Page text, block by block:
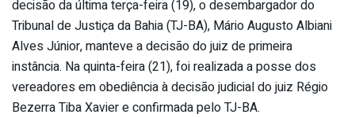
decisão da última terça-feira (19), o desembargador do
Tribunal de Justiça da Bahia (TJ-BA), Mário Augusto Albiani
Alves Júnior, manteve a decisão do juiz de primeira
instância. Na quinta-feira (21), foi realizada a posse dos
vereadores em obediência à decisão judicial do juiz Régio
Bezerra Tiba Xavier e confirmada pelo TJ-BA.